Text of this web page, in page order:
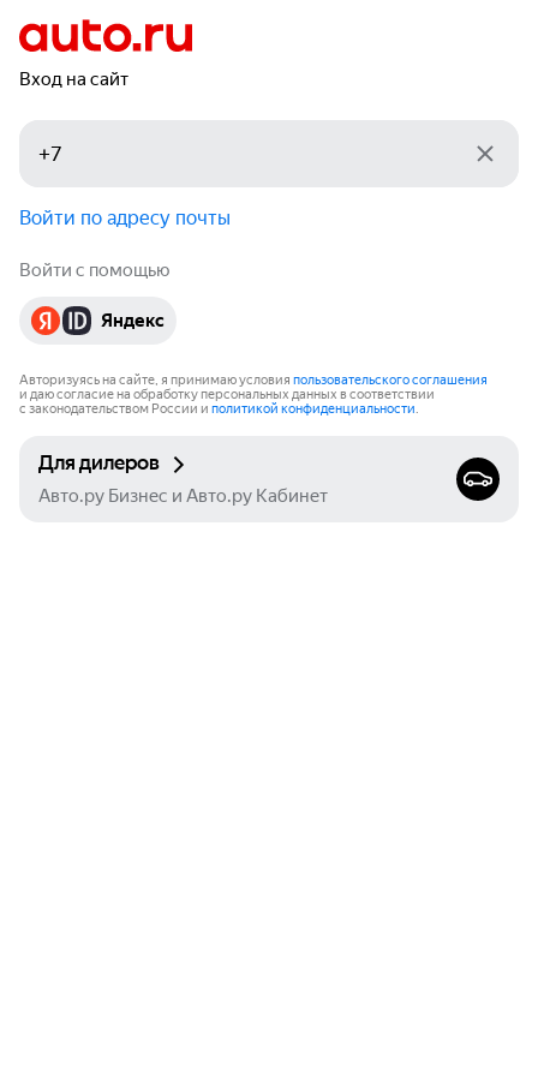
Вход на сайт
Войти по адресу почты
Войти с помощью
Яндекс
Авторизуясь на сайте, я принимаю условия пользовательского соглашения
и даю согласие на обработку персональных данных в соответствии
с законодательством России и политикой конфиденциальности.
Для дилеров
Авто.ру Бизнес и Авто.ру Кабинет